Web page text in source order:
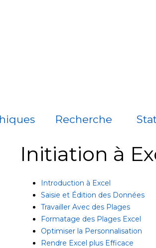
Recherche
Initiation à
Introduction à Excel
Saisie et Édition des Données
Travailler Avec des Plages
Formatage des Plages Excel
Optimiser la Personnalisation
Rendre Excel plus Efficace